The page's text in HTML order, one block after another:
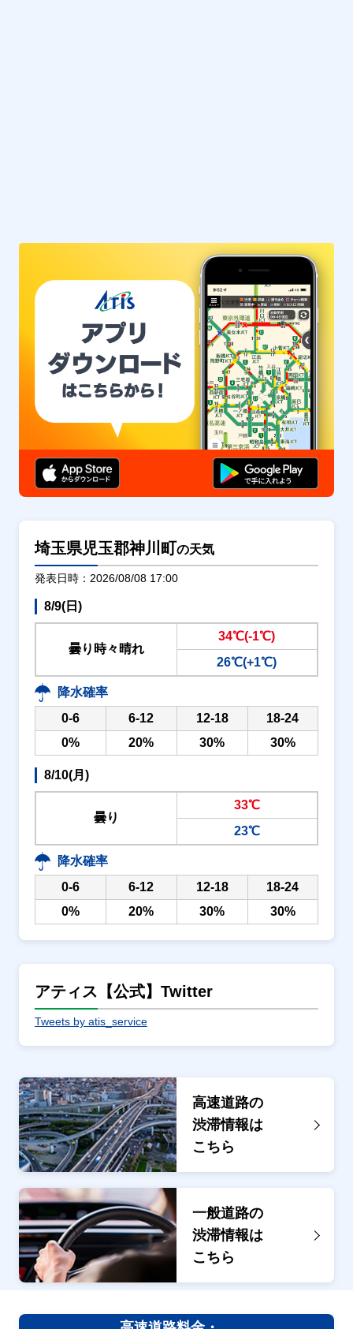
埼玉県児玉郡神川町の天気
発表日時：2026/08/08 17:00
8/9(日)
曇り時々晴れ
34℃(-1℃)
26℃(+1℃)
降水確率
0-6
6-12 12-18
18-24
0%
20% 30% 30%
8/10(月)
曇り
33℃
23℃
降水確率
0-6
6-12 12-18
18-24
0%
20% 30% 30%
アティス【公式】Twitter
Tweets by atis_service
高速道路の
渋滞情報は
こちら
一般道路の
渋滞情報は
こちら